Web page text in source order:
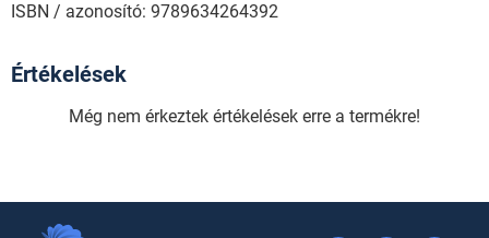
ISBN / azonosító: 9789634264392
Értékelések
Még nem érkeztek értékelések erre a termékre!